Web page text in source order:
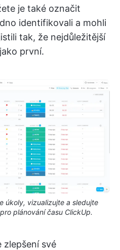
je také označit
identifikovali a mohli
tak, že nejdůležitější
první.
úkoly, vizualizujte a sledujte
plánování času ClickUp.
zlepšení své